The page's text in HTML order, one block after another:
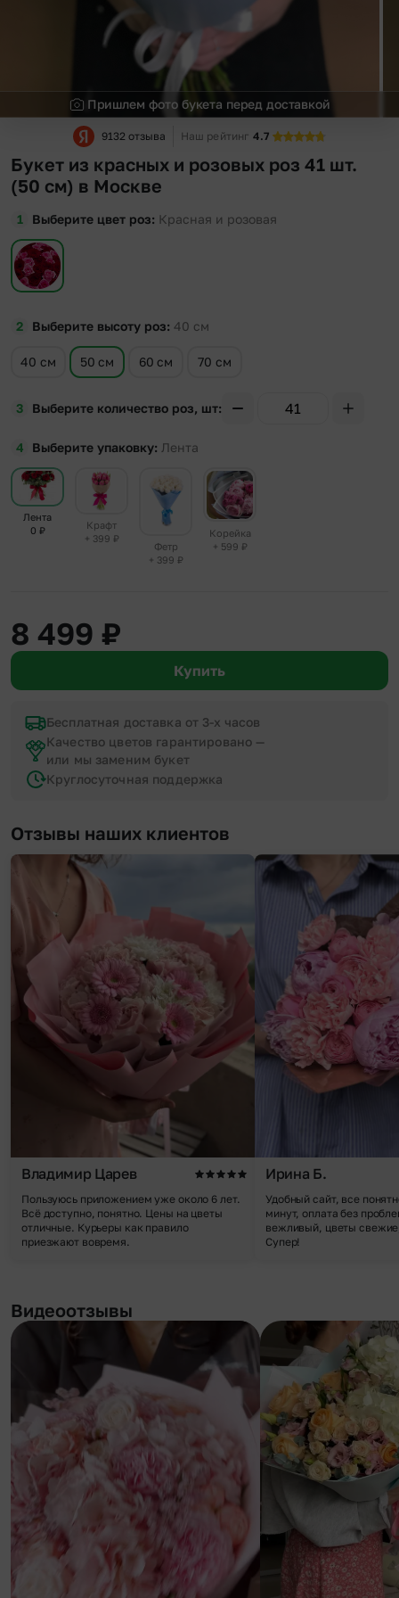
Пришлем фото букета перед доставкой
9132 отзыва Наш рейтинг 4.7
Букет из красных и розовых роз 41 шт.
(50 см) в Москве
Выберите цвет роз Красная и розовая
Выберите высоту роз 40 см
40 см 50 см 60 см 70 см
Выберите количество роз, шт
Выберите упаковку Лента
Лента
0 ₽
Крафт
+ 399 ₽
Фетр
+ 399 ₽
Корейка
+ 599 ₽
8 499 ₽
Купить
Бесплатная доставка от 3-х часов
Качество цветов гарантировано —
или мы заменим букет
Круглосуточная поддержка
Отзывы наших клиентов
Владимир Царев
Пользуюсь приложением уже около 6 лет.
Всё доступно, понятно. Цены на цветы
отличные. Курьеры как правило
приезжают вовремя.
Ирина Б.
Удобный сайт, все
минут, оплата без
вежливый, цветы
Супер!
Видеоотзывы